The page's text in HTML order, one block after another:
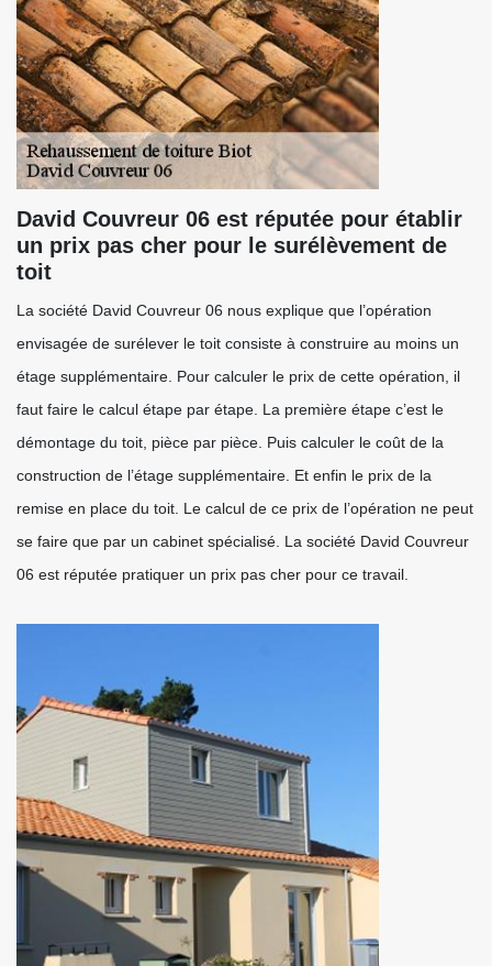
David Couvreur 06 est réputée pour établir
un prix pas cher pour le surélèvement de
toit
La société David Couvreur 06 nous explique que l’opération
envisagée de surélever le toit consiste à construire au moins un
étage supplémentaire. Pour calculer le prix de cette opération, il
faut faire le calcul étape par étape. La première étape c’est le
démontage du toit, pièce par pièce. Puis calculer le coût de la
construction de l’étage supplémentaire. Et enfin le prix de la
remise en place du toit. Le calcul de ce prix de l’opération ne peut
se faire que par un cabinet spécialisé. La société David Couvreur
06 est réputée pratiquer un prix pas cher pour ce travail.